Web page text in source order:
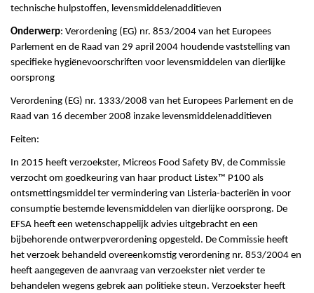
technische hulpstoffen, levensmiddelenadditieven
Onderwerp: Verordening (EG) nr. 853/2004 van het Europees
Parlement en de Raad van 29 april 2004 houdende vaststelling van
specifieke hygiënevoorschriften voor levensmiddelen van dierlijke
oorsprong
Verordening (EG) nr. 1333/2008 van het Europees Parlement en de
Raad van 16 december 2008 inzake levensmiddelenadditieven
Feiten:
In 2015 heeft verzoekster, Micreos Food Safety BV, de Commissie
verzocht om goedkeuring van haar product Listex™ P100 als
ontsmettingsmiddel ter vermindering van Listeria-bacteriën in voor
consumptie bestemde levensmiddelen van dierlijke oorsprong. De
EFSA heeft een wetenschappelijk advies uitgebracht en een
bijbehorende ontwerpverordening opgesteld. De Commissie heeft
het verzoek behandeld overeenkomstig verordening nr. 853/2004 en
heeft aangegeven de aanvraag van verzoekster niet verder te
behandelen wegens gebrek aan politieke steun. Verzoekster heeft